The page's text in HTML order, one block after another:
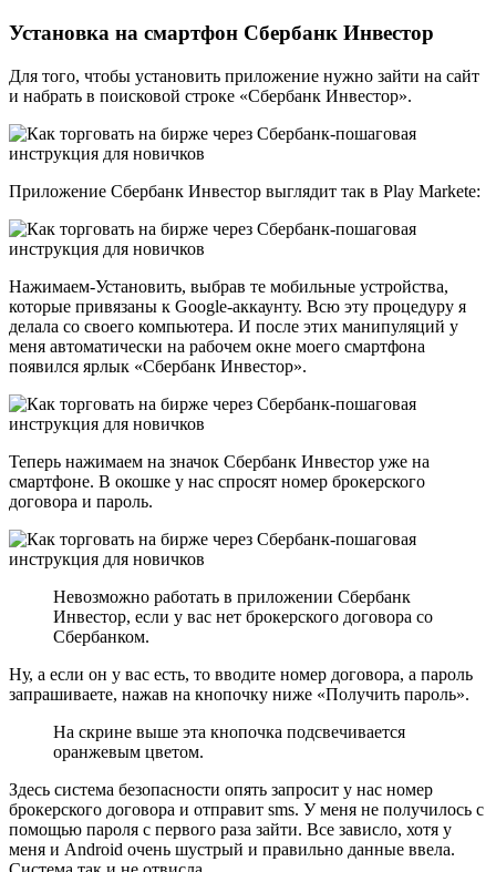
Установка на смартфон Сбербанк Инвестор
Для того, чтобы установить приложение нужно зайти на сайт
и набрать в поисковой строке «Сбербанк Инвестор».
Приложение Сбербанк Инвестор выглядит так в Play Markete:
Нажимаем-Установить, выбрав те мобильные устройства,
которые привязаны к Google-аккаунту. Всю эту процедуру я
делала со своего компьютера. И после этих манипуляций у
меня автоматически на рабочем окне моего смартфона
появился ярлык «Сбербанк Инвестор».
Теперь нажимаем на значок Сбербанк Инвестор уже на
смартфоне. В окошке у нас спросят номер брокерского
договора и пароль.
Невозможно работать в приложении Сбербанк
Инвестор, если у вас нет брокерского договора со
Сбербанком.
Ну, а если он у вас есть, то вводите номер договора, а пароль
запрашиваете, нажав на кнопочку ниже «Получить пароль».
На скрине выше эта кнопочка подсвечивается
оранжевым цветом.
Здесь система безопасности опять запросит у нас номер
брокерского договора и отправит sms. У меня не получилось с
помощью пароля с первого раза зайти. Все зависло, хотя у
меня и Android очень шустрый и правильно данные ввела.